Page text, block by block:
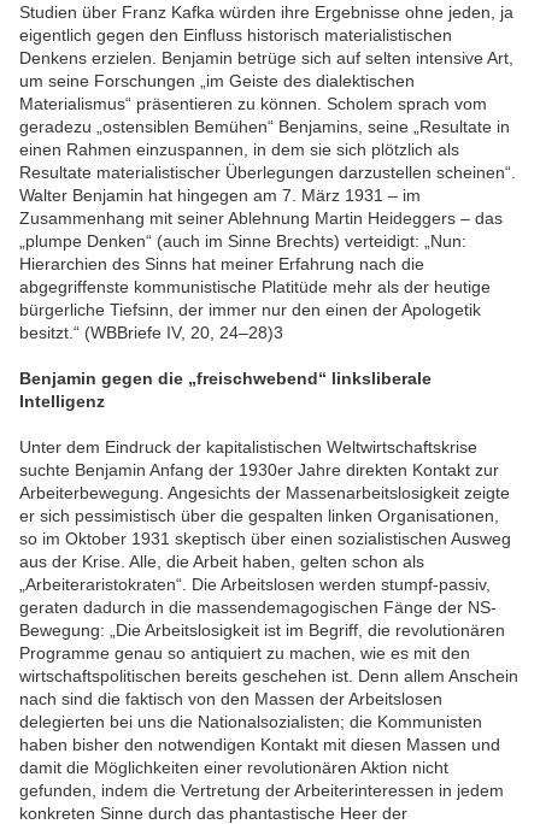
Studien über Franz Kafka würden ihre Ergebnisse ohne jeden, ja
eigentlich gegen den Einfluss historisch materialistischen
Denkens erzielen. Benjamin betrüge sich auf selten intensive Art,
um seine Forschungen „im Geiste des dialektischen
Materialismus“ präsentieren zu können. Scholem sprach vom
geradezu „ostensiblen Bemühen“ Benjamins, seine „Resultate in
einen Rahmen einzuspannen, in dem sie sich plötzlich als
Resultate materialistischer Überlegungen darzustellen scheinen“.
Walter Benjamin hat hingegen am 7. März 1931 – im
Zusammenhang mit seiner Ablehnung Martin Heideggers – das
„plumpe Denken“ (auch im Sinne Brechts) verteidigt: „Nun:
Hierarchien des Sinns hat meiner Erfahrung nach die
abgegriffenste kommunistische Platitüde mehr als der heutige
bürgerliche Tiefsinn, der immer nur den einen der Apologetik
besitzt.“ (WBBriefe IV, 20, 24–28)3
Benjamin gegen die „freischwebend“ linksliberale
Intelligenz
Unter dem Eindruck der kapitalistischen Weltwirtschaftskrise
suchte Benjamin Anfang der 1930er Jahre direkten Kontakt zur
Arbeiterbewegung. Angesichts der Massenarbeitslosigkeit zeigte
er sich pessimistisch über die gespalten linken Organisationen,
so im Oktober 1931 skeptisch über einen sozialistischen Ausweg
aus der Krise. Alle, die Arbeit haben, gelten schon als
„Arbeiteraristokraten“. Die Arbeitslosen werden stumpf-passiv,
geraten dadurch in die massendemagogischen Fänge der NS-
Bewegung: „Die Arbeitslosigkeit ist im Begriff, die revolutionären
Programme genau so antiquiert zu machen, wie es mit den
wirtschaftspolitischen bereits geschehen ist. Denn allem Anschein
nach sind die faktisch von den Massen der Arbeitslosen
delegierten bei uns die Nationalsozialisten; die Kommunisten
haben bisher den notwendigen Kontakt mit diesen Massen und
damit die Möglichkeiten einer revolutionären Aktion nicht
gefunden, indem die Vertretung der Arbeiterinteressen in jedem
konkreten Sinne durch das phantastische Heer der